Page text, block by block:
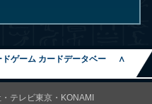
ゲーム カードデータベー
∧
テレビ東京・KONAMI